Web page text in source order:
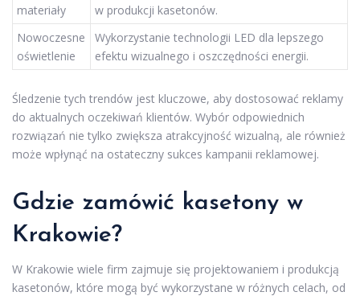
materiały
w produkcji kasetonów.
Nowoczesne
oświetlenie
Wykorzystanie technologii LED dla lepszego
efektu wizualnego i oszczędności energii.
Śledzenie tych trendów jest kluczowe, aby dostosować reklamy
do aktualnych oczekiwań klientów. Wybór odpowiednich
rozwiązań nie tylko zwiększa atrakcyjność wizualną, ale również
może wpłynąć na ostateczny sukces kampanii reklamowej.
Gdzie zamówić kasetony w
Krakowie?
W Krakowie wiele firm zajmuje się projektowaniem i produkcją
kasetonów, które mogą być wykorzystane w różnych celach, od